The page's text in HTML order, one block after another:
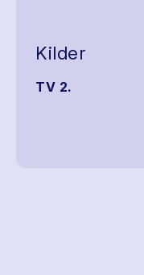
Kilder
TV 2.